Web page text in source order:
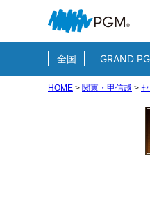
全国 GRAND
HOME > 関東・甲信越 >